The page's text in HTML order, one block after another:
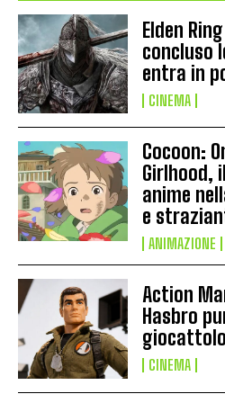
Elden
concluso
entra in
CINEMA
Cocoon:
Girlhood,
anime
e
ANIMAZIONE
Action
Hasbro
CINEMA